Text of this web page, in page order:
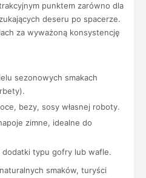
punktem zarówno dla
deseru po spacerze.
za wyważoną konsystencję
sezonowych smakach
bezy, sosy własnej roboty.
zimne, idealne do
typu gofry lub wafle.
smaków, turyści